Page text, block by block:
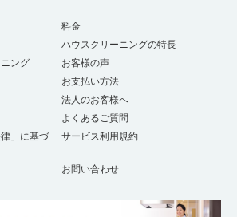
料金
ハウスクリーニングの特長
ング
お客様の声
お支払い方法
法人のお客様へ
よくあるご質問
」に基づ
サービス利用規約
お問い合わせ